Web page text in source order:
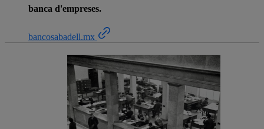
banca d'empreses.
bancosabadell.mx